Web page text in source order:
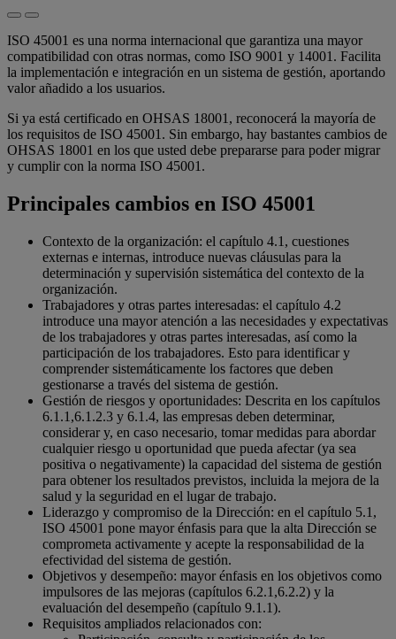
ISO 45001 es una norma internacional que garantiza una mayor
compatibilidad con otras normas, como ISO 9001 y 14001. Facilita
la implementación e integración en un sistema de gestión, aportando
valor añadido a los usuarios.
Si ya está certificado en OHSAS 18001, reconocerá la mayoría de
los requisitos de ISO 45001. Sin embargo, hay bastantes cambios de
OHSAS 18001 en los que usted debe prepararse para poder migrar
y cumplir con la norma ISO 45001.
Principales cambios en ISO 45001
Contexto de la organización: el capítulo 4.1, cuestiones
externas e internas, introduce nuevas cláusulas para la
determinación y supervisión sistemática del contexto de la
organización.
Trabajadores y otras partes interesadas: el capítulo 4.2
introduce una mayor atención a las necesidades y expectativas
de los trabajadores y otras partes interesadas, así como la
participación de los trabajadores. Esto para identificar y
comprender sistemáticamente los factores que deben
gestionarse a través del sistema de gestión.
Gestión de riesgos y oportunidades: Descrita en los capítulos
6.1.1,6.1.2.3 y 6.1.4, las empresas deben determinar,
considerar y, en caso necesario, tomar medidas para abordar
cualquier riesgo u oportunidad que pueda afectar (ya sea
positiva o negativamente) la capacidad del sistema de gestión
para obtener los resultados previstos, incluida la mejora de la
salud y la seguridad en el lugar de trabajo.
Liderazgo y compromiso de la Dirección: en el capítulo 5.1,
ISO 45001 pone mayor énfasis para que la alta Dirección se
comprometa activamente y acepte la responsabilidad de la
efectividad del sistema de gestión.
Objetivos y desempeño: mayor énfasis en los objetivos como
impulsores de las mejoras (capítulos 6.2.1,6.2.2) y la
evaluación del desempeño (capítulo 9.1.1).
Requisitos ampliados relacionados con: